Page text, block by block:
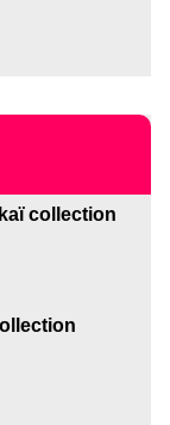
collection